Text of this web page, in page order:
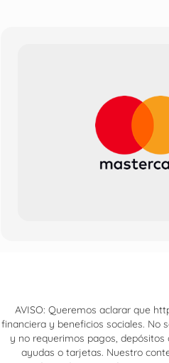
AVISO: Queremos aclarar que
financiera y beneficios sociales. No
y no requerimos pagos,
ayudas o tarjetas. Nuestro